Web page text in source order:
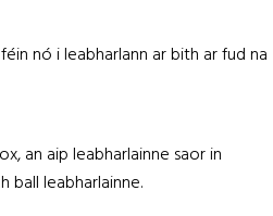
nó i leabharlann ar bith ar fud na
an aip leabharlainne saor in
ball leabharlainne.